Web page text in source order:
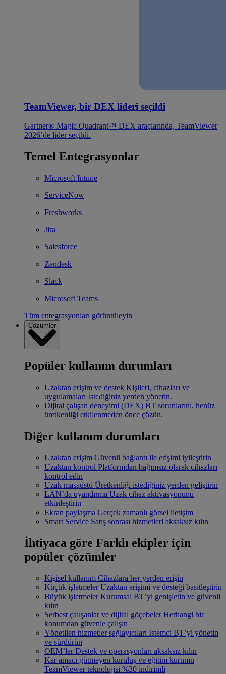
TeamViewer, bir DEX lideri seçildi
Gartner® Magic Quadrant™ DEX araçlarında, TeamViewer
2026’de lider seçildi.
Temel Entegrasyonlar
Microsoft Intune
ServiceNow
Freshworks
Jira
Salesforce
Zendesk
Slack
Microsoft Teams
Tüm entegrasyonları görüntüleyin
Çözümler
Popüler kullanım durumları
Uzaktan erişim ve destek Kişileri, cihazları ve
uygulamaları İstediğiniz yerden yönetin.
Dijital çalışan deneyimi (DEX) BT sorunlarını, henüz
üretkenliği etkilenmeden önce çözün.
Diğer kullanım durumları
Uzaktan erişim Güvenli bağlantı ile erişimi iyileştirin
Uzaktan kontrol Platformdan bağımsız olarak cihazları
kontrol edin
Uzak masaüstü Üretkenliği istediğiniz yerden geliştirin
LAN’da uyandırma Uzak cihaz aktivasyonunu
etkinleştirin
Ekran paylaşma Gerçek zamanlı görsel iletişim
Smart Service Satış sonrası hizmetleri aksaksız kılın
İhtiyaca göre Farklı ekipler için
popüler çözümler
Kişisel kullanım Cihazlara her yerden erişin
Küçük işletmeler Uzaktan erişimi ve desteği basitleştirin
Büyük işletmeler Kurumsal BT’yi genişletin ve güvenli
kılın
Serbest çalışanlar ve dijital göçebeler Herhangi bir
konumdan güvenle çalışın
Yönetilen hizmetler sağlayıcıları İstemci BT’yi yönetin
ve sürdürün
OEM’ler Destek ve operasyonları aksaksız kılın
Kar amacı gütmeyen kuruluş ve eğitim kurumu
TeamViewer teknolojisi %30 indirimli